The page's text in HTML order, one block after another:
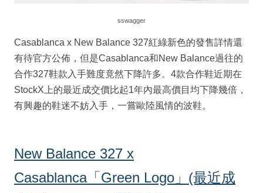
sswagger
Casablanca x New Balance 327紅綠新色的發售詳情還
有待官方公佈，但是Casablanca和New Balance過往的
合作327鞋款入手難度竟然下降許多。4款合作鞋近期在
StockX上的最近成交價比起1年內最高價目均下降幾倍，
有興趣的鞋迷不妨入手，一嘗歐陸風情的波鞋。
New Balance 327 x
Casablanca「Green Logo」(最近成